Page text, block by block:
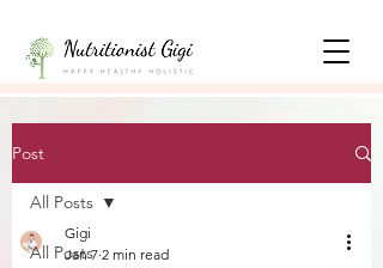
Post
All Posts
All Posts
Gigi
Jan 7 2 min read